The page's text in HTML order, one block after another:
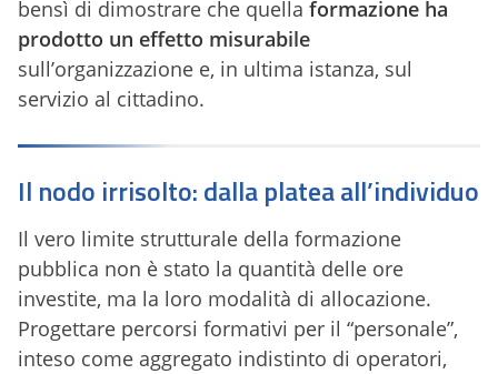
bensì di dimostrare che quella formazione ha
prodotto un effetto misurabile
sull’organizzazione e, in ultima istanza, sul
servizio al cittadino.
Il nodo irrisolto: dalla platea all’individuo
Il vero limite strutturale della formazione
pubblica non è stato la quantità delle ore
investite, ma la loro modalità di allocazione.
Progettare percorsi formativi per il “personale”,
inteso come aggregato indistinto di operatori,